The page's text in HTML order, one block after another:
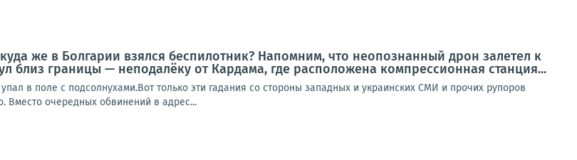
же в Болгарии взялся беспилотник? Напомним, что неопознанный дрон залетел к
близ границы — неподалёку от Кардама, где расположена компрессионная станция...
в поле с подсолнухами.Вот только эти гадания со стороны западных и украинских СМИ и прочих рупоров
Вместо очередных обвинений в адрес...